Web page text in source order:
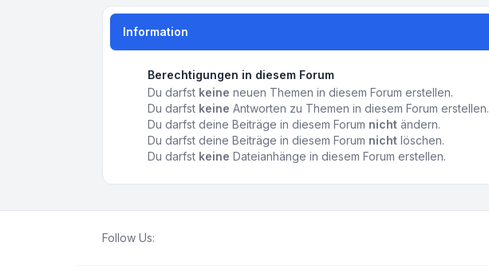
Information
Berechtigungen in diesem Forum
Du darfst keine neuen Themen in diesem Forum erstellen.
Du darfst keine Antworten zu Themen in diesem Forum erstellen.
Du darfst deine Beiträge in diesem Forum nicht ändern.
Du darfst deine Beiträge in diesem Forum nicht löschen.
Du darfst keine Dateianhänge in diesem Forum erstellen.
Follow Us: